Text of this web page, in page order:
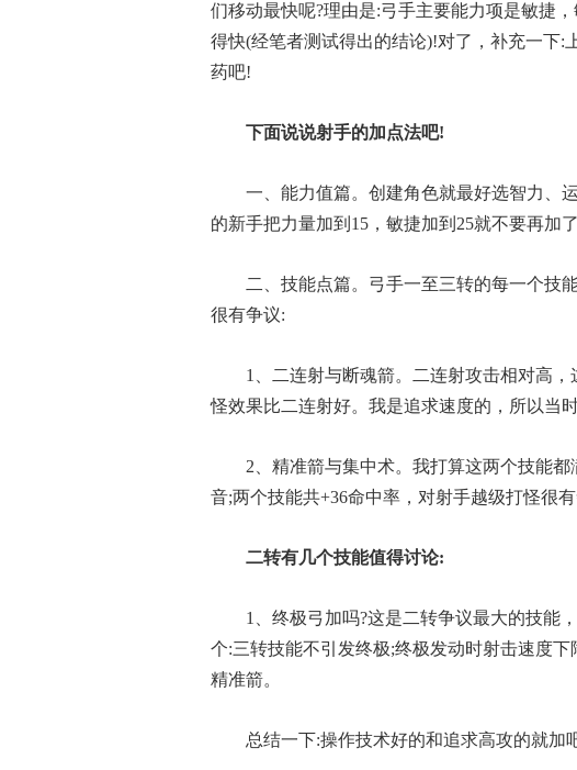
们移动最快呢?理由是:弓手主要能力项是敏捷
得快(经笔者测试得出的结论)!对了，补充一下:
药吧!
下面说说射手的加点法吧!
一、能力值篇。创建角色就最好选智力、
的新手把力量加到15，敏捷加到25就不要再加
二、技能点篇。弓手一至三转的每一个技
很有争议:
1、二连射与断魂箭。二连射攻击相对高
怪效果比二连射好。我是追求速度的，所以当
2、精准箭与集中术。我打算这两个技能
音;两个技能共+36命中率，对射手越级打怪很
二转有几个技能值得讨论:
1、终极弓加吗?这是二转争议最大的技能
个:三转技能不引发终极;终极发动时射击速度
精准箭。
总结一下:操作技术好的和追求高攻的就加